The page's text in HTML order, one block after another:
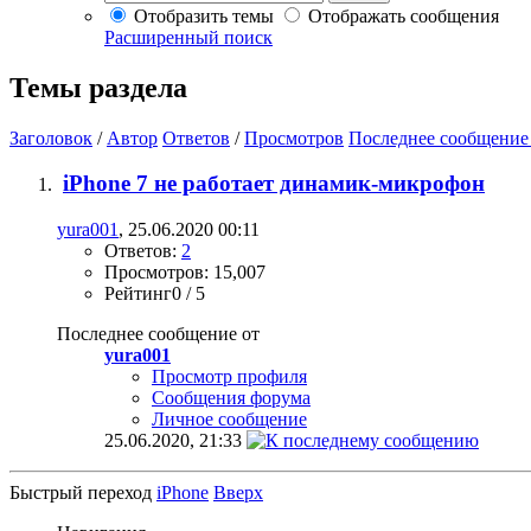
Отобразить темы
Отображать сообщения
Расширенный поиск
Темы раздела
Заголовок / Автор Ответов /Просмотров Последнее сообщение
iPhone 7 не работает динамик-микрофон
yura001 , 25.06.2020 00:11
Ответов: 2
Просмотров: 15,007
Рейтинг0 / 5
Последнее сообщение от
yura001
Просмотр профиля
Сообщения форума
Личное сообщение
25.06.2020, 21:33
Быстрый переход iPhone Вверх